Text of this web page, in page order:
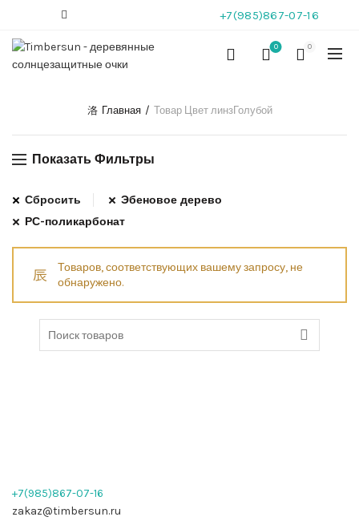
+7(985)867-07-16
0 0
Главная Товар Цвет линзГолубой
Показать Фильтры
Сбросить
Эбеновое дерево
РС-поликарбонат
Товаров, соответствующих вашему запросу, не
обнаружено.
+7(985)867-07-16
zakaz@timbersun.ru